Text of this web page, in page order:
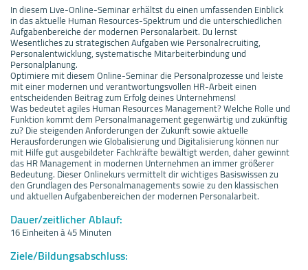
In diesem Live-Online-Seminar erhältst du einen umfassenden Einblick
in das aktuelle Human Resources-Spektrum und die unterschiedlichen
Aufgabenbereiche der modernen Personalarbeit. Du lernst
Wesentliches zu strategischen Aufgaben wie Personalrecruiting,
Personalentwicklung, systematische Mitarbeiterbindung und
Personalplanung.
Optimiere mit diesem Online-Seminar die Personalprozesse und leiste
mit einer modernen und verantwortungsvollen HR-Arbeit einen
entscheidenden Beitrag zum Erfolg deines Unternehmens!
Was bedeutet agiles Human Resources Management? Welche Rolle und
Funktion kommt dem Personalmanagement gegenwärtig und zukünftig
zu? Die steigenden Anforderungen der Zukunft sowie aktuelle
Herausforderungen wie Globalisierung und Digitalisierung können nur
mit Hilfe gut ausgebildeter Fachkräfte bewältigt werden, daher gewinnt
das HR Management in modernen Unternehmen an immer größerer
Bedeutung. Dieser Onlinekurs vermittelt dir wichtiges Basiswissen zu
den Grundlagen des Personalmanagements sowie zu den klassischen
und aktuellen Aufgabenbereichen der modernen Personalarbeit.
Dauer/zeitlicher Ablauf:
16 Einheiten à 45 Minuten
Ziele/Bildungsabschluss: